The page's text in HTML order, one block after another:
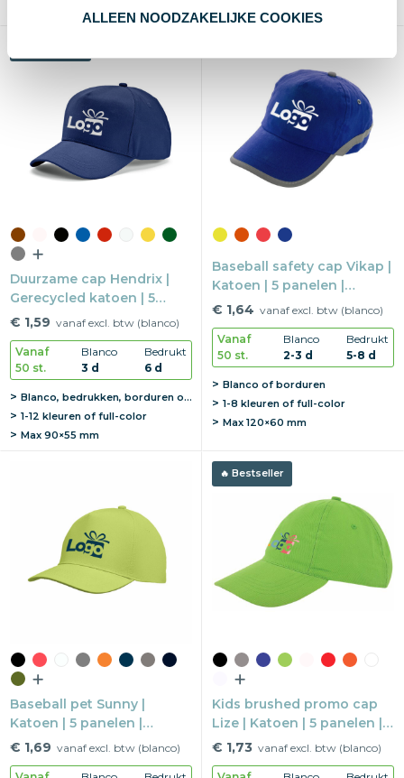
ALLEEN NOODZAKELIJKE COOKIES
Duurzame cap Hendrix |
Gerecycled katoen | 5
panelen | Metalen buckle
€ 1,59 vanaf excl. btw (blanco)
Vanaf
50 st.
Blanco
3 d
Bedrukt
6 d
Blanco, bedrukken, borduren of graveren
1-12 kleuren of full-color
Max 90×55 mm
Baseball safety cap Vikap |
Katoen | 5 panelen |
Klittenbandsluiting
€ 1,64 vanaf excl. btw (blanco)
Vanaf
50 st.
Blanco
2-3 d
Bedrukt
5-8 d
Blanco of borduren
1-8 kleuren of full-color
Max 120×60 mm
Baseball pet Sunny |
Katoen | 5 panelen |
Klittenbandsluiting
€ 1,69 vanaf excl. btw (blanco)
Bestseller
Kids brushed promo cap
Lize | Katoen | 5 panelen |
Klittenbandsluiting
€ 1,73 vanaf excl. btw (blanco)